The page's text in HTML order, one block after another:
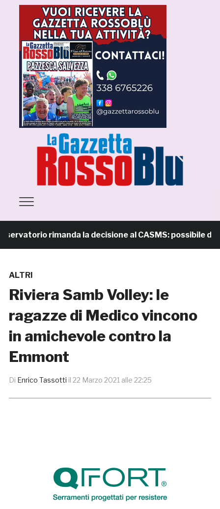
rimanda la decisione al CASMS: possibile divieto
ALTRI
Riviera Samb Volley: le
ragazze di Medico vincono
in amichevole contro la
Emmont
Di Enrico Tassotti il 22 Marzo 2021 alle 22:25